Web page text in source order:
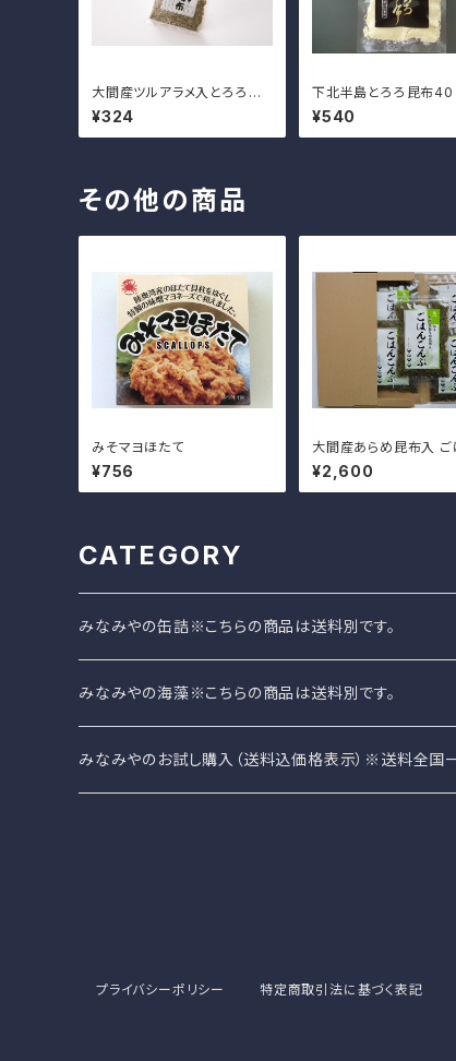
大間産ツルアラメ入とろろ昆
布22ｇ
¥324
下北半島とろろ昆布40
¥540
その他の商品
みそマヨほたて
¥756
大間産あらめ昆布入 ご
んぶ 48g×5袋
¥2,600
CATEGORY
みなみやの缶詰※こちらの商品は送料別です。
みなみやのさば缶
みなみやオリジナル缶詰
みなみやの海藻※こちらの商品は送料別です。
みなみやのお試し購入（送料込価格表示）※送料全国
プライバシーポリシー 特定商取引法に基づく表記